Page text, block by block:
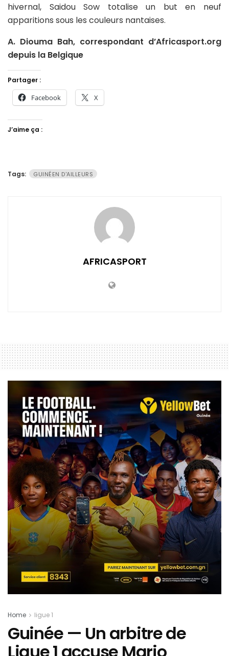
hivernal, Saidou Sow totalise un but en neuf
apparitions sous les couleurs nantaises.
A. Diouma Bah, correspondant d’Africasport.org
depuis la Belgique
Partager :
Facebook X
J’aime ça :
Tags: GUINÉEN D'AILLEURS
AFRICASPORT
Home ligue 1
Guinée — Un arbitre de